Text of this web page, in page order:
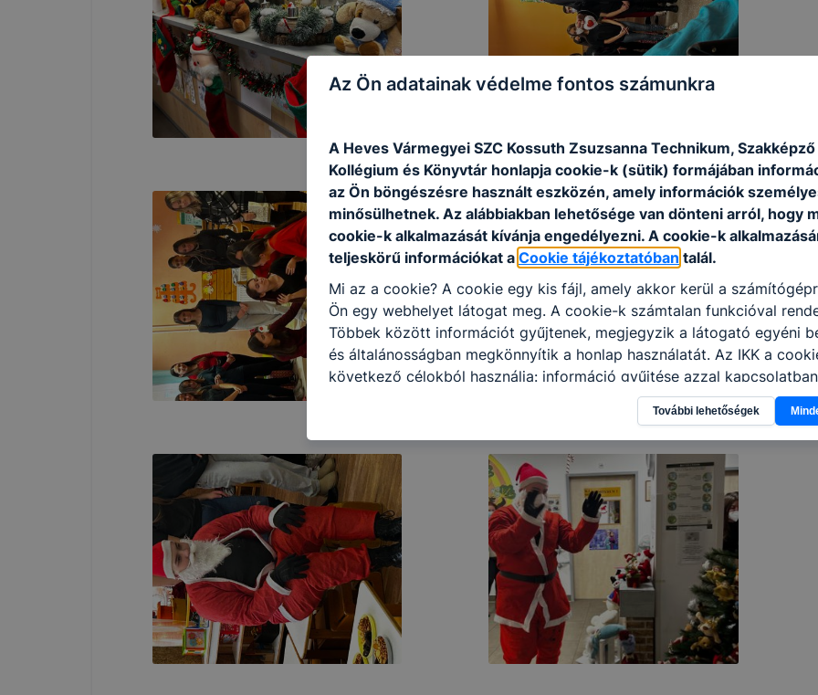
Az Ön adatainak védelme fontos számunkra
A Heves Vármegyei SZC Kossuth Zsuzsanna Technikum, Szakképző
Kollégium és Könyvtár honlapja cookie-k (sütik) formájában
az Ön böngészésre használt eszközén, amely információk
minősülhetnek. Az alábbiakban lehetősége van dönteni arról, hogy
cookie-k alkalmazását kívánja engedélyezni. A cookie-k
teljeskörű információkat a Cookie tájékoztatóban talál.
Mi az a cookie? A cookie egy kis fájl, amely akkor kerül a
Ön egy webhelyet látogat meg. A cookie-k számtalan funkcióval
Többek között információt gyűjtenek, megjegyzik a látogató egyéni
és általánosságban megkönnyítik a honlap használatát. Az IKK a
következő célokból használja: információ gyűjtése azzal
használja Ön a honlapot -annak felmérésével, hogy a honlap melyik
látogatja, vagy használja leginkább, így megtudhatjuk, hogyan
még jobb felhasználói élményt, ha ismét meglátogatja oldalunkat,
fejlesztése. Hogyan ellenőrizheti és hogyan tudja kikapcsolni a
Minden modern böngésző engedélyezi a cookie-k beállításának a
legtöbb böngésző alapértelmezettként automatikusan elfogadja a
ezek általában megváltoztathatók. Felhívjuk figyelmét, hogy mivel a
célja honlapunk használhatóságának és folyamatainak
lehetővé tétele, a cookie-k alkalmazásának megakadályozása vagy
előfordulhat, hogy felhasználóink nem lesznek képesek honlapunk
teljes körű használatára, vagy a honlap a tervezettől eltérően fog
böngészőjében.
További lehetőségek